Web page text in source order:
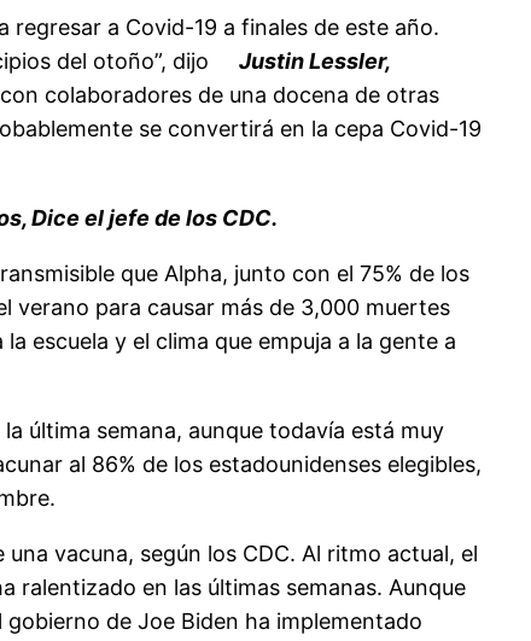
a Covid-19 a finales de este año.
del otoño”, dijo
Justin Lessler,
colaboradores de una docena de otras
se convertirá en la cepa Covid-19
Dice el jefe de los CDC.
que Alpha, junto con el 75% de los
verano para causar más de 3,000 muertes
escuela y el clima que empuja a la gente a
última semana, aunque todavía está muy
al 86% de los estadounidenses elegibles,
vacuna, según los CDC. Al ritmo actual, el
ralentizado en las últimas semanas. Aunque
de Joe Biden ha implementado